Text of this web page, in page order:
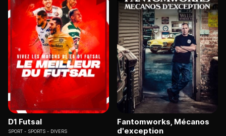
D1 Futsal
SPORT SPORTS - DIVERS
Fantomworks, Mécanos
d'exception